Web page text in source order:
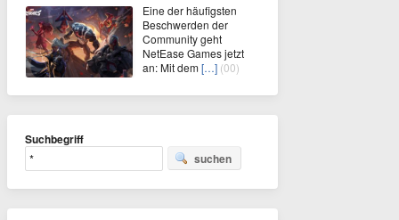
Eine der häufigsten
Beschwerden der
Community geht
NetEase Games jetzt
an: Mit dem[…] (00)
Suchbegriff
suchen